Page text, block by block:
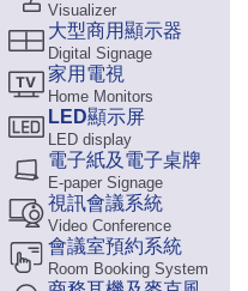
Visualizer
大型商用顯示器
Digital Signage
家用電視
Home Monitors
LED顯示屏
LED display
電子紙及電子桌牌
E-paper Signage
視訊會議系統
Video Conference
會議室預約系統
Room Booking System